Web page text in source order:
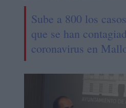
Sube a 800 los
que se han
coronavirus en